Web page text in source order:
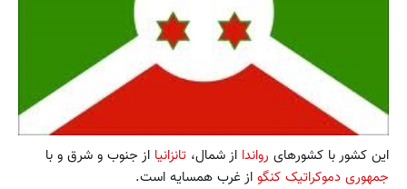
این کشور با کشورهای رواندا از شمال، تانزانیا از جنوب و شرق و با
جمهوری دموکراتیک کنگو از غرب همسایه است.